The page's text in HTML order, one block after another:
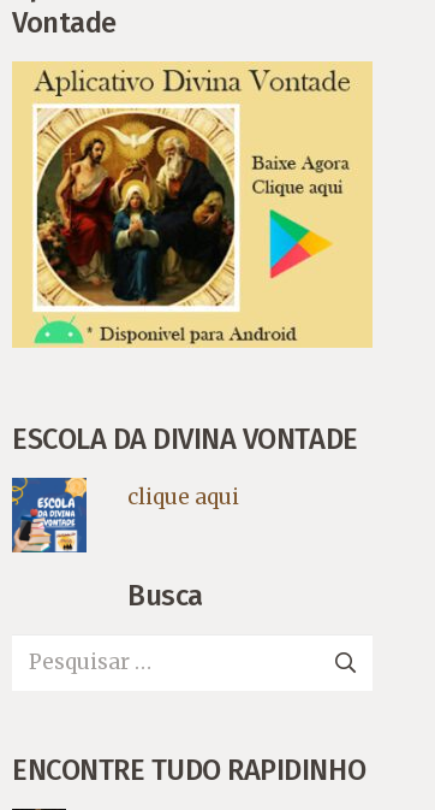
Vontade
ESCOLA DA DIVINA VONTADE
clique aqui
Busca
Pesquisar
ENCONTRE TUDO RAPIDINHO